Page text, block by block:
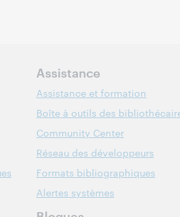
Assistance
Assistance et formation
Boîte à outils des
Community Center
Réseau des développeurs
Formats bibliographiques
Alertes systèmes